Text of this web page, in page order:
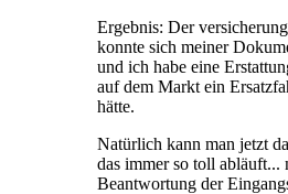
Ergebnis: Der
konnte sich meiner
und ich habe eine
auf dem Markt ein
hätte.
Natürlich kann man jetzt
das immer so toll abläuft...
Beantwortung der